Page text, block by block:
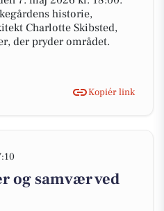
historie,
Charlotte Skibsted,
der pryder området.
Kopiér link
og samvær ved